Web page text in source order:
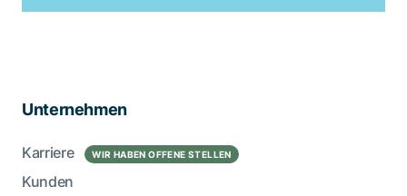
Unternehmen
Karriere WIR HABEN OFFENE STELLEN
Kunden